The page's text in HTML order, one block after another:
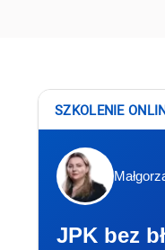
SZKOLENIE
JPK bez